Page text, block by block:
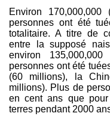
Environ
personnes ont été
totalitaire. A titre de
entre la supposé
environ
personnes ont été
(60 millions), la
millions). Plus de
en cent ans que
terres pendant 2000